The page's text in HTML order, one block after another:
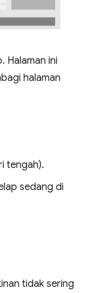
Halaman ini
halaman
tengah).
sedang di
tidak sering